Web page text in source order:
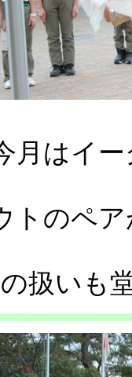
月はイ
トのペ
扱いも